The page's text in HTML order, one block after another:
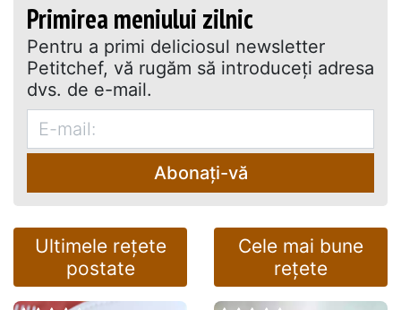
Primirea meniului zilnic
Pentru a primi deliciosul newsletter
Petitchef, vă rugăm să introduceţi adresa
dvs. de e-mail.
Abonați-vă
Ultimele rețete
postate
Cele mai bune
rețete